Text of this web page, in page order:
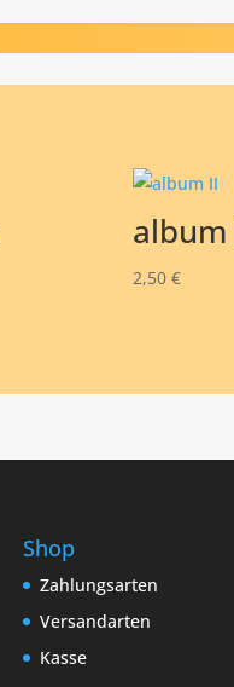
album
2,50€
Shop
Zahlungsarten
Versandarten
Kasse